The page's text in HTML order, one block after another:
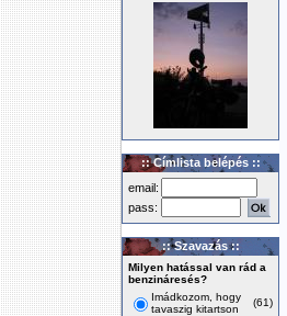
:: Címlista belépés ::
email:
pass:
:: Szavazás ::
Milyen hatással van rád a
benzináresés?
Imádkozom, hogy
tavaszig kitartson
(61)